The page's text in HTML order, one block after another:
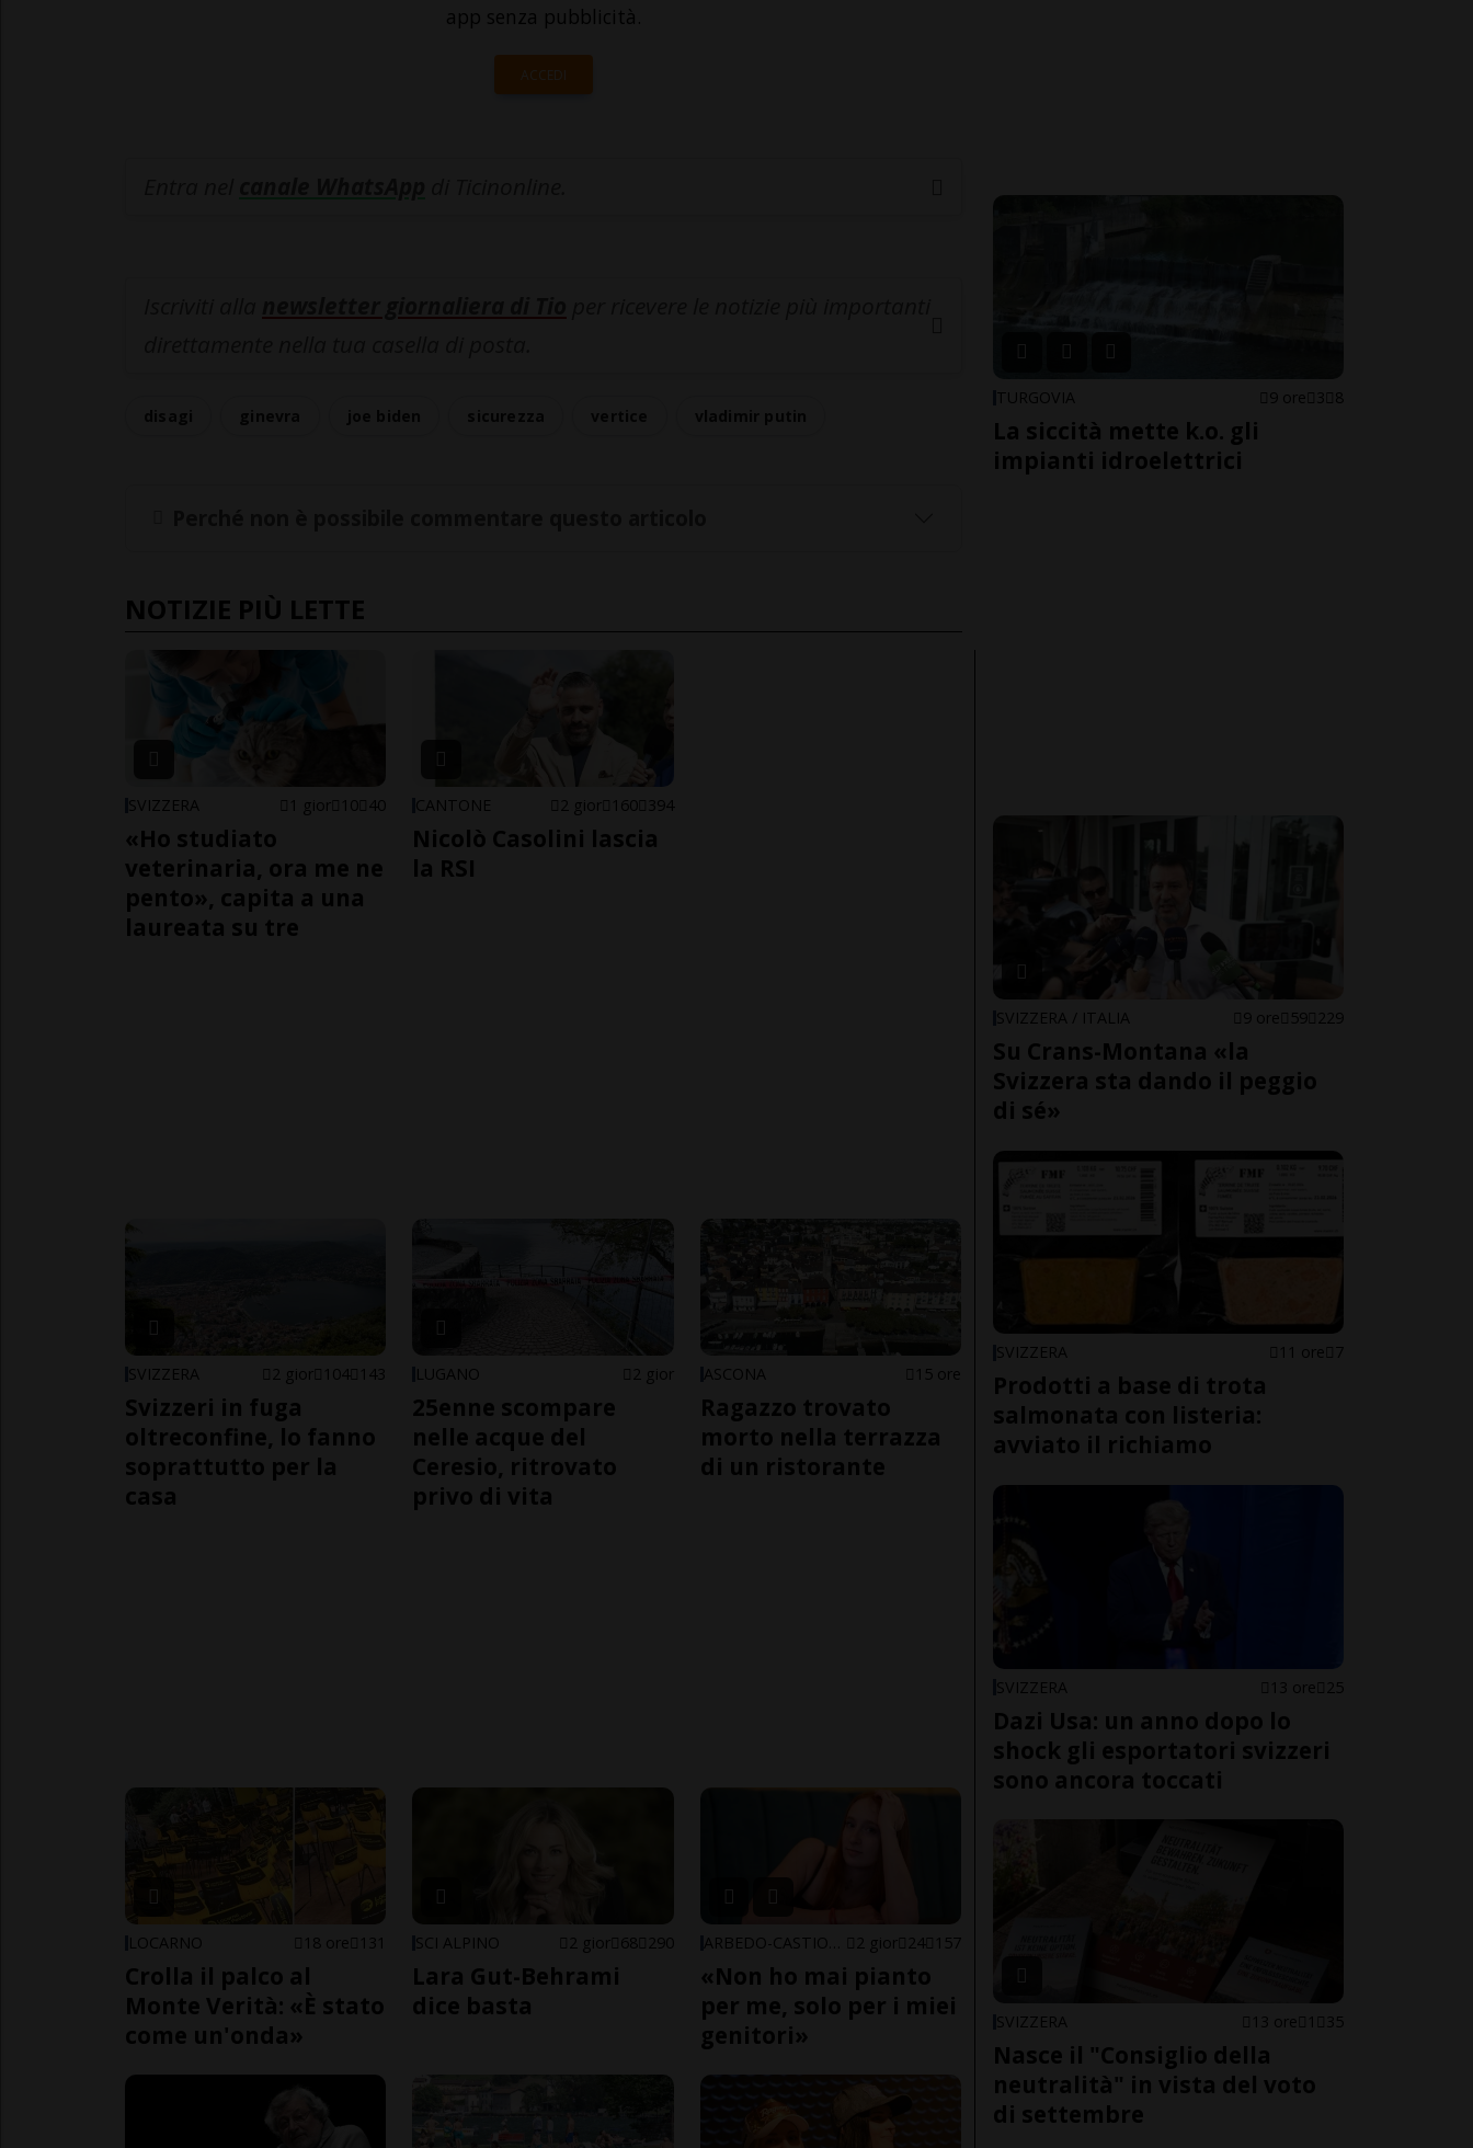
app senza pubblicità.
ACCEDI
NOTIZIE PIÙ LETTE
SVIZZERA 1 gior 10 40
«Ho studiato
veterinaria, ora me ne
pento», capita a una
laureata su tre
CANTONE 2 gior 160 394
Nicolò Casolini lascia
la RSI
SVIZZERA 2 gior 104 143
Svizzeri in fuga
oltreconfine, lo fanno
soprattutto per la
casa
LUGANO 2 gior
25enne scompare
nelle acque del
Ceresio, ritrovato
privo di vita
ASCONA 15 ore
Ragazzo trovato
morto nella terrazza
di un ristorante
LOCARNO 18 ore 131
Crolla il palco al
Monte Verità: «È stato
come un'onda»
SCI ALPINO 2 gior 68 290
Lara Gut-Behrami
dice basta
2 gior 24 157
«Non ho mai pianto
per me, solo per i miei
genitori»
TURGOVIA 9 ore 3 8
La siccità mette k.o. gli
impianti idroelettrici
SVIZZERA / ITALIA 9 ore 59 229
Su Crans-Montana «la
Svizzera sta dando il peggio
di sé»
SVIZZERA 11 ore 7
Prodotti a base di trota
salmonata con listeria:
avviato il richiamo
SVIZZERA 13 ore 25
Dazi Usa: un anno dopo lo
shock gli esportatori svizzeri
sono ancora toccati
SVIZZERA 13 ore 1 35
Nasce il "Consiglio della
neutralità" in vista del voto
di settembre